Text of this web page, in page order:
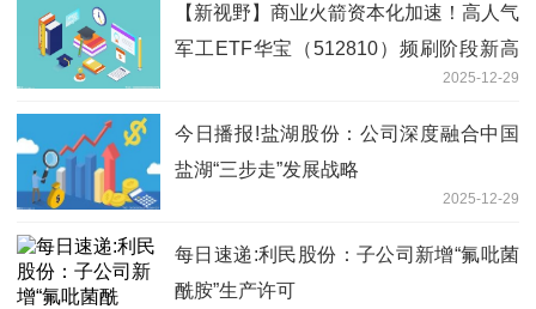
【新视野】商业火箭资本化加速！高人气
军工ETF华宝（512810）频刷阶段新高
纪录！中国卫星四连板，市值突破千亿
2025-12-29
今日播报!盐湖股份：公司深度融合中国
盐湖“三步走”发展战略
2025-12-29
每日速递:利民股份：子公司新增“氟吡菌
酰胺”生产许可